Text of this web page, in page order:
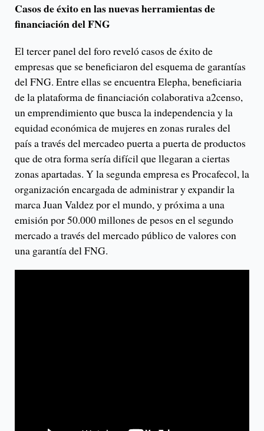
Casos de éxito en las nuevas herramientas de
financiación del FNG
El tercer panel del foro reveló casos de éxito de
empresas que se beneficiaron del esquema de garantías
del FNG. Entre ellas se encuentra Elepha, beneficiaria
de la plataforma de financiación colaborativa a2censo,
un emprendimiento que busca la independencia y la
equidad económica de mujeres en zonas rurales del
país a través del mercadeo puerta a puerta de productos
que de otra forma sería difícil que llegaran a ciertas
zonas apartadas. Y la segunda empresa es Procafecol, la
organización encargada de administrar y expandir la
marca Juan Valdez por el mundo, y próxima a una
emisión por 50.000 millones de pesos en el segundo
mercado a través del mercado público de valores con
una garantía del FNG.